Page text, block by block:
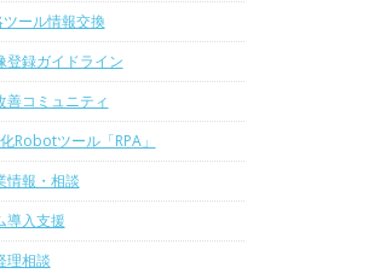
ツール情報交換
登録ガイドライン
善コミュニティ
Robotツール「RPA」
情報・相談
導入支援
理相談